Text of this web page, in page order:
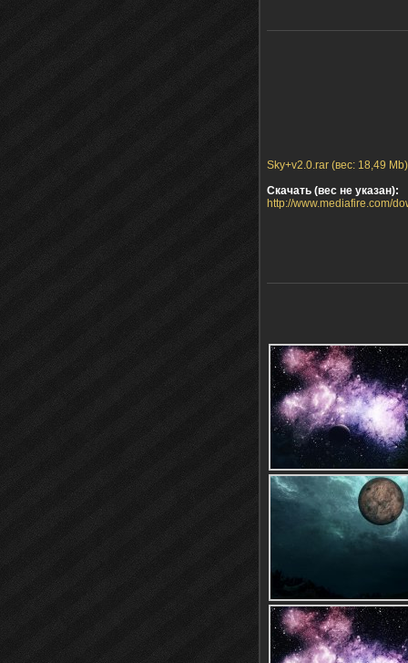
Sky+v2.0.rar (вес: 18,49 Mb)
Скачать (вес не указан):
http://www.mediafire.com/